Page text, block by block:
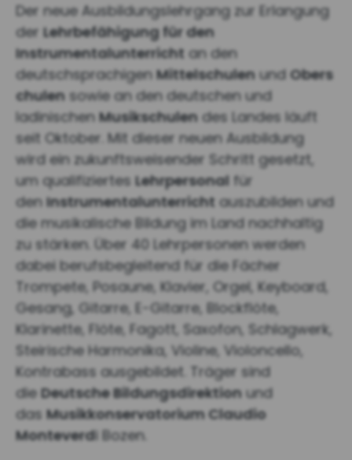
Der neue Ausbildungslehrgang zur Erlangung
der Lehrbefähigung für den
Instrumentalunterricht an den
deutschsprachigenMittelschulen und Obers
chulen sowie an den deutschen und
ladinischenMusikschulen des Landes läuft
seit Oktober. Mit dieser neuen Ausbildung
wird ein zukunftsweisender Schritt gesetzt,
um qualifiziertes Lehrpersonal für
den Instrumentalunterricht auszubilden und
die musikalische Bildung im Land nachhaltig
zu stärken. Über 40 Lehrpersonen werden
dabei berufsbegleitend für die Fächer
Trompete, Posaune, Klavier, Orgel, Keyboard,
Gesang, Gitarre, E-Gitarre, Blockflöte,
Klarinette, Flöte, Fagott, Saxofon, Schlagwerk,
Steirische Harmonika, Violine, Violoncello,
Kontrabass ausgebildet. Träger sind
die Deutsche Bildungsdirektion und
dasMusikkonservatorium Claudio
Monteverdi Bozen.